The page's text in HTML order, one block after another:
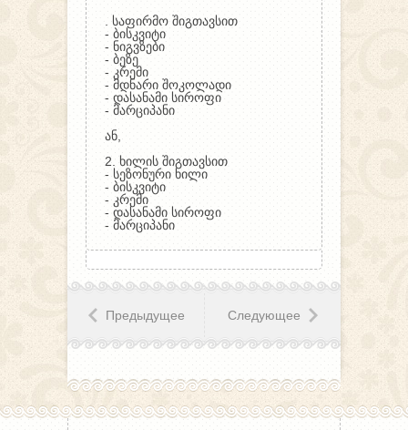
. საფირმო შიგთავსით
- ბისკვიტი
- ნიგვზები
- ბეზე
- კრემი
- მდნარი შოკოლადი
- დასანამი სიროფი
- მარციპანი
ან,
2. ხილის შიგთავსით
- სეზონური ხილი
- ბისკვიტი
- კრემი
- დასანამი სიროფი
- მარციპანი
Предыдущее Следующее